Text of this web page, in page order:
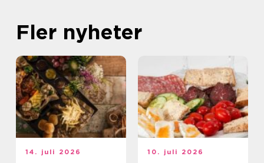
Fler nyheter
14. juli 2026 10. juli 2026